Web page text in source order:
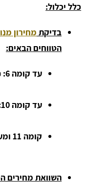
כלל יכלול:
בדיקת מחירון
הטווחים הבאים:
עד קומה 6: כ-
עד קומה 10:
קומה 11 ומעלה:
השוואת מחירים